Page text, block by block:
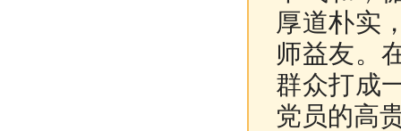
厚道朴实
师益友。
群众打成
党员的高